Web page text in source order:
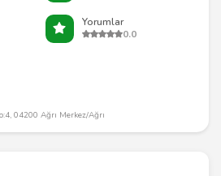
Yorumlar
0.0
04200 Ağrı Merkez/Ağrı